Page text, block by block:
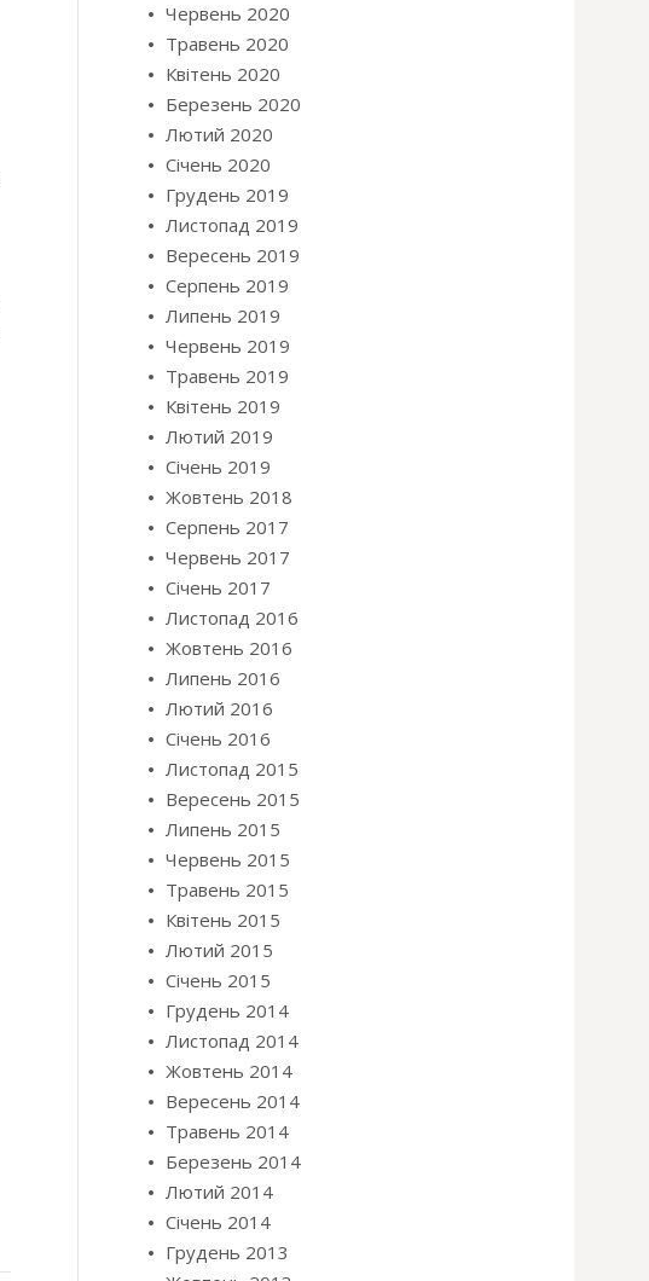
Червень 2020
Травень 2020
Квітень 2020
Березень 2020
Лютий 2020
Січень 2020
Грудень 2019
Листопад 2019
Вересень 2019
Серпень 2019
Липень 2019
Червень 2019
Травень 2019
Квітень 2019
Лютий 2019
Січень 2019
Жовтень 2018
Серпень 2017
Червень 2017
Січень 2017
Листопад 2016
Жовтень 2016
Липень 2016
Лютий 2016
Січень 2016
Листопад 2015
Вересень 2015
Липень 2015
Червень 2015
Травень 2015
Квітень 2015
Лютий 2015
Січень 2015
Грудень 2014
Листопад 2014
Жовтень 2014
Вересень 2014
Травень 2014
Березень 2014
Лютий 2014
Січень 2014
Грудень 2013